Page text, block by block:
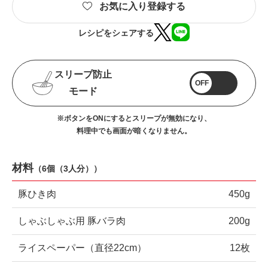
お気に入り登録する
レシピをシェアする
スリープ防止
モード
OFF
※ボタンをONにするとスリープが無効になり、
料理中でも画面が暗くなりません。
材料（6個（3人分） ）
豚ひき肉 450g
しゃぶしゃぶ用 豚バラ肉 200g
ライスペーパー（直径22cm） 12枚